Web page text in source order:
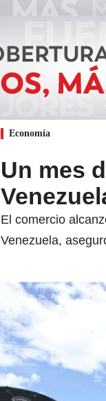
Economía
Un mes
El comercio
Venezuela,